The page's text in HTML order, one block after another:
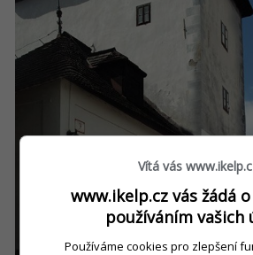
Vítá vás
www.ikelp.cz vás žádá
používáním vašich
Používáme cookies pro zlepšení